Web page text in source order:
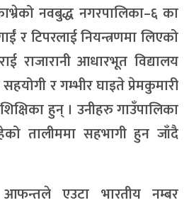
नवबुद्ध नगरपालिका–६ का
र टिपरलाई नियन्त्रणमा लिएको
राजारानी आधारभूत विद्यालय
र गम्भीर घाइते प्रेमकुमारी
हुन् । उनीहरु गाउँपालिका
तालीममा सहभागी हुन जाँदै
आफन्तले एउटा भारतीय नम्बर